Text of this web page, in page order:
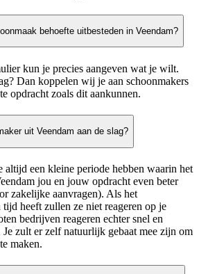
behoefte uitbesteden in Veendam?
kun je precies aangeven wat je wilt.
Dan koppelen wij je aan schoonmakers
opdracht zoals dit aankunnen.
uit Veendam aan de slag?
altijd een kleine periode hebben waarin het
jou en jouw opdracht even beter
zakelijke aanvragen). Als het
heeft zullen ze niet reageren op je
bedrijven reageren echter snel en
Je zult er zelf natuurlijk gebaat mee zijn om
maken.